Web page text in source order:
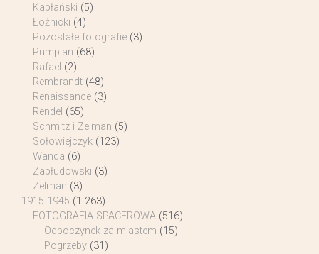
Kapłański (5)
Łoźnicki (4)
Pozostałe fotografie (3)
Pumpian (68)
Rafael (2)
Rembrandt (48)
Renaissance (3)
Rendel (65)
Schmitz i Zelman (5)
Sołowiejczyk (123)
Wanda (6)
Zabłudowski (3)
Zelman (3)
1915-1945 (1 263)
FOTOGRAFIA SPACEROWA (516)
Odpoczynek za miastem (15)
Pogrzeby (31)